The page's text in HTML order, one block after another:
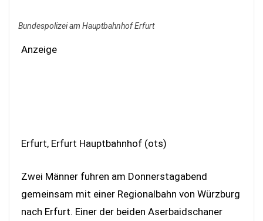
Bundespolizei am Hauptbahnhof Erfurt
Anzeige
Erfurt, Erfurt Hauptbahnhof (ots)
Zwei Männer fuhren am Donnerstagabend
gemeinsam mit einer Regionalbahn von Würzburg
nach Erfurt. Einer der beiden Aserbaidschaner